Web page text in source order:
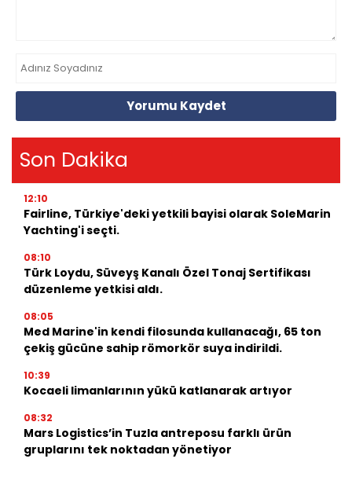
Yorumu Kaydet
Son Dakika
12:10
Fairline, Türkiye'deki yetkili bayisi olarak SoleMarin
Yachting'i seçti.
08:10
Türk Loydu, Süveyş Kanalı Özel Tonaj Sertifikası
düzenleme yetkisi aldı.
08:05
Med Marine'in kendi filosunda kullanacağı, 65 ton
çekiş gücüne sahip römorkör suya indirildi.
10:39
Kocaeli limanlarının yükü katlanarak artıyor
08:32
Mars Logistics’in Tuzla antreposu farklı ürün
gruplarını tek noktadan yönetiyor